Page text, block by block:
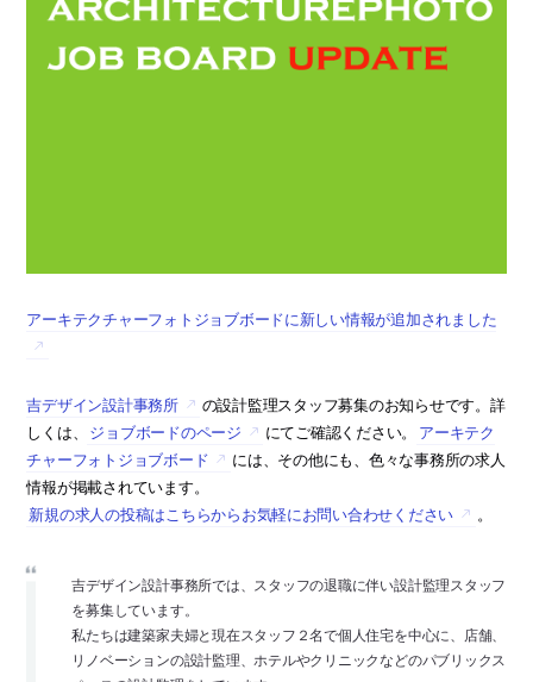
アーキテクチャーフォトジョブボードに新しい情報が追加されました
吉デザイン設計事務所
の設計監理スタッフ募集のお知らせです。詳
しくは、
ジョブボードのページ にてご確認ください。
アーキテク
チャーフォトジョブボード
には、その他にも、色々な事務所の求人
情報が掲載されています。
新規の求人の投稿はこちらからお気軽にお問い合わせください
。
吉デザイン設計事務所では、スタッフの退職に伴い設計監理スタッフ
を募集しています。
私たちは建築家夫婦と現在スタッフ２名で個人住宅を中心に、店舗、
リノベーションの設計監理、ホテルやクリニックなどのパブリックス